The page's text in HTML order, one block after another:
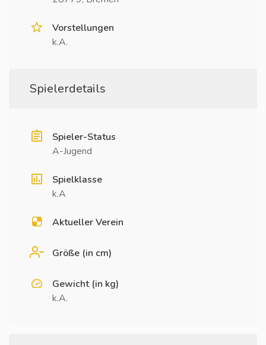
Vorstellungen
k.A.
Spielerdetails
Spieler-Status
A-Jugend
Spielklasse
k.A
Aktueller Verein
Größe (in cm)
Gewicht (in kg)
k.A.